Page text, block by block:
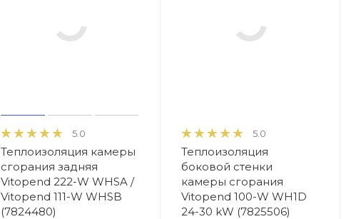
5.0
Теплоизоляция камеры
сгорания задняя
Vitopend 222-W WHSA /
Vitopend 111-W WHSB
(7824480)
5.0
Теплоизоляция
боковой стенки
камеры сгорания
Vitopend 100-W WH1D
24-30 kW (7825506)